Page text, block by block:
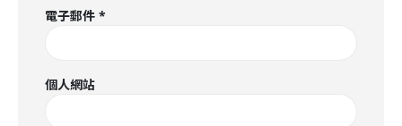
電子郵件 *
個人網站